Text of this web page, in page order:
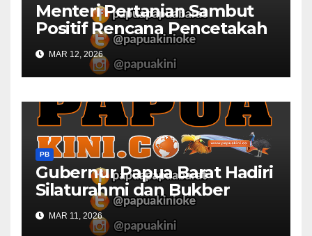
Menteri Pertanian Sambut
Positif Rencana Pencetakah
Sawah dan Ladang di Papua
Barat
MAR 12, 2026
PB
Gubernur Papua Barat Hadiri
Silaturahmi dan Bukber
Bersama DPR RI dan
Mendagri di IPDN
MAR 11, 2026